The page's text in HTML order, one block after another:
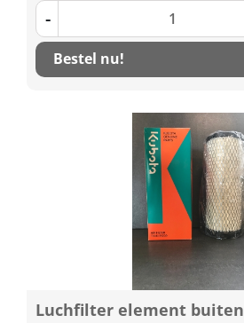
-
Bestel nu!
Luchfilter element buiten